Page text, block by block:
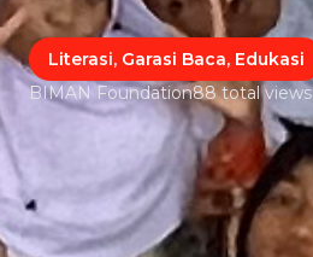
Literasi, Garasi Baca, Edukasi
BIMAN Foundation88 total views